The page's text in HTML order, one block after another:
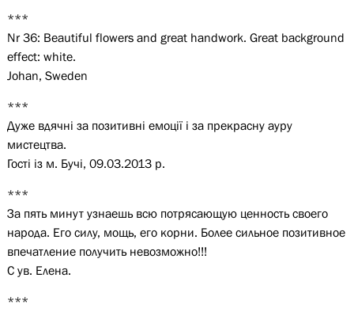
***
Nr 36: Beautiful flowers and great handwork. Great background
effect: white.
Johan, Sweden
***
Дуже вдячні за позитивні емоції і за прекрасну ауру
мистецтва.
Гості із м. Бучі, 09.03.2013 р.
***
За пять минут узнаешь всю потрясающую ценность своего
народа. Его силу, мощь, его корни. Более сильное позитивное
впечатление получить невозможно!!!
С ув. Елена.
***